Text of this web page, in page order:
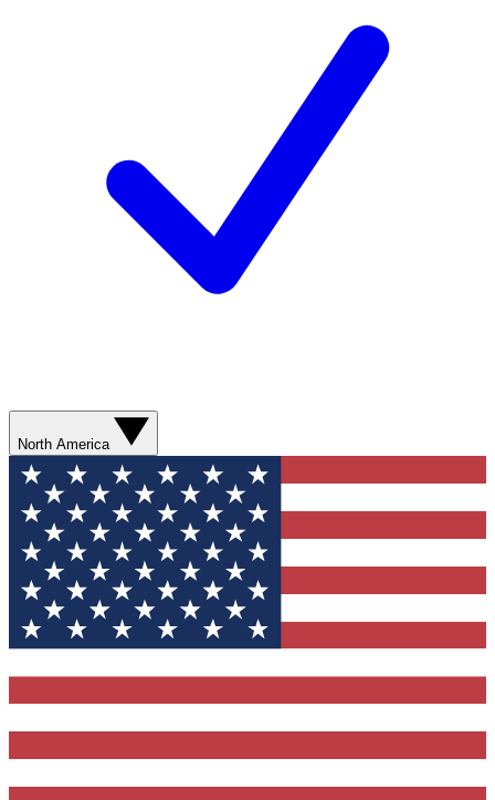
North America